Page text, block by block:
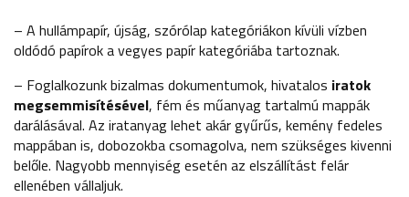
– A hullámpapír, újság, szórólap kategóriákon kívüli vízben
oldódó papírok a vegyes papír kategóriába tartoznak.
– Foglalkozunk bizalmas dokumentumok, hivatalos iratok
megsemmisítésével, fém és műanyag tartalmú mappák
darálásával. Az iratanyag lehet akár gyűrűs, kemény fedeles
mappában is, dobozokba csomagolva, nem szükséges kivenni
belőle. Nagyobb mennyiség esetén az elszállítást felár
ellenében vállaljuk.